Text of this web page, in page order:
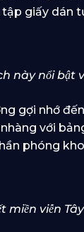
giấy dán
này nổi bật
gợi nhớ
với
phóng
miền viễn